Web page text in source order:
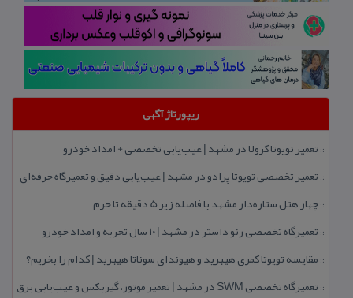
ریپورتاژ آگهی
:: تعمیر تویوتا كرولا در مشهد | عیب‌یابی تخصصی + امداد خودرو
:: تعمیر تخصصی تویوتا پرادو در مشهد | عیب‌یابی دقیق و تعمیرگاه حرفه‌ای
::چهار هتل‌ ستاره‌دار مشهد با فاصله زیر 5 دقیقه تا حرم
:: تعمیرگاه تخصصی رنو داستر در مشهد | ۱۰ سال تجربه و امداد خودرو
:: مقایسه تویوتا كمری هیبرید و هیوندای سوناتا هیبرید | كدام را بخریم؟
:: تعمیرگاه تخصصی SWM در مشهد | تعمیر موتور، گیربكس و عیب‌یابی برق